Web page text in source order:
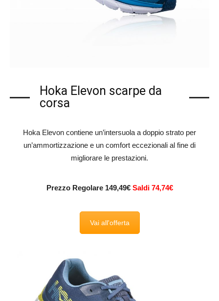
Hoka Elevon scarpe da
corsa
Hoka Elevon contiene un’intersuola a doppio strato per
un’ammortizzazione e un comfort eccezionali al fine di
migliorare le prestazioni.
Prezzo Regolare 149,49€ Saldi 74,74€
Vai all'offerta